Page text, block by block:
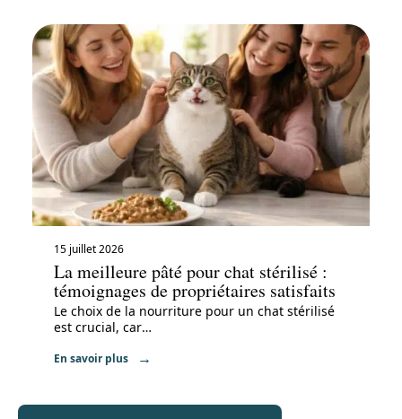
15 juillet 2026
La meilleure pâté pour chat stérilisé :
témoignages de propriétaires satisfaits
Le choix de la nourriture pour un chat stérilisé
est crucial, car…
En savoir plus